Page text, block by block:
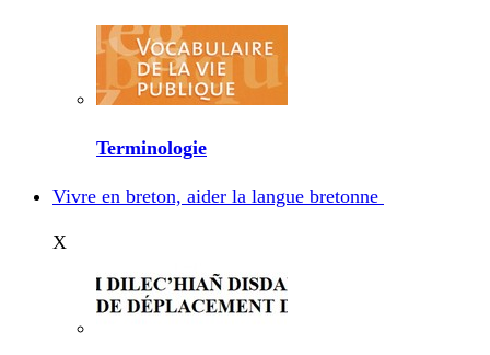
Terminologie
Vivre en breton, aider la langue bretonne
X